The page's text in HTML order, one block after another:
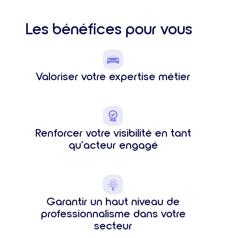
Les bénéfices pour vous
Valoriser votre expertise métier
Renforcer votre visibilité en tant
qu’acteur engagé
Garantir un haut niveau de
professionnalisme dans votre
secteur